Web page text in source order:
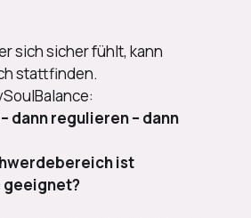
sich sicher fühlt, kann
stattfinden.
dann regulieren – dann
ist
geeignet?